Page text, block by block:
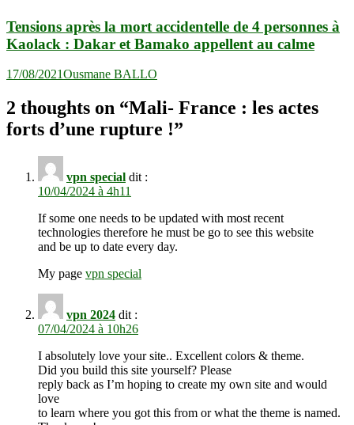
Tensions après la mort accidentelle de 4 personnes à
Kaolack : Dakar et Bamako appellent au calme
17/08/2021Ousmane BALLO
2 thoughts on “Mali- France : les actes
forts d’une rupture !”
vpn special dit :
10/04/2024 à 4h11
If some one needs to be updated with most recent
technologies therefore he must be go to see this website
and be up to date every day.
My page vpn special
vpn 2024 dit :
07/04/2024 à 10h26
I absolutely love your site.. Excellent colors & theme.
Did you build this site yourself? Please
reply back as I’m hoping to create my own site and would
love
to learn where you got this from or what the theme is named.